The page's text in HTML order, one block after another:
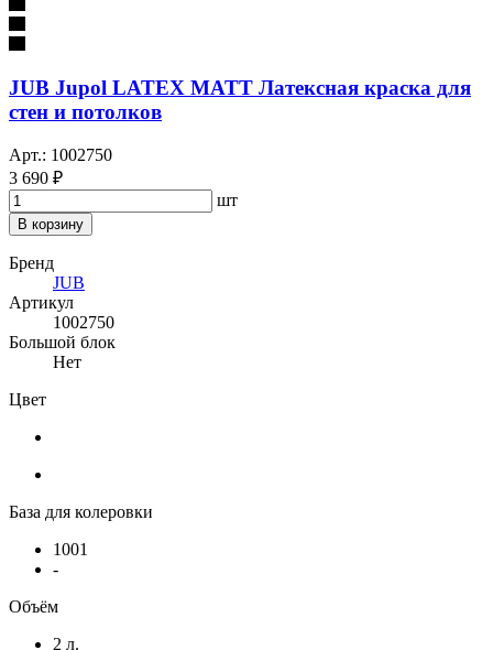
JUB Jupol LATEX MATT Латексная краска для
стен и потолков
Арт.: 1002750
3 690 ₽
шт
В корзину
Бренд
JUB
Артикул
1002750
Большой блок
Нет
Цвет
База для колеровки
1001
-
Объём
2 л.